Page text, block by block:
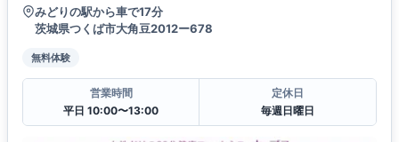
みどりの駅から車で17分
茨城県つくば市大角豆2012ー678
無料体験
営業時間
平日 10:00〜13:00
定休日
毎週日曜日